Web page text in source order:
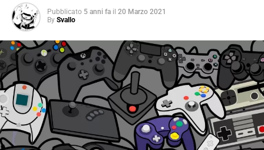
Pubblicato 5 anni fa il 20 Marzo 2021
By Svallo